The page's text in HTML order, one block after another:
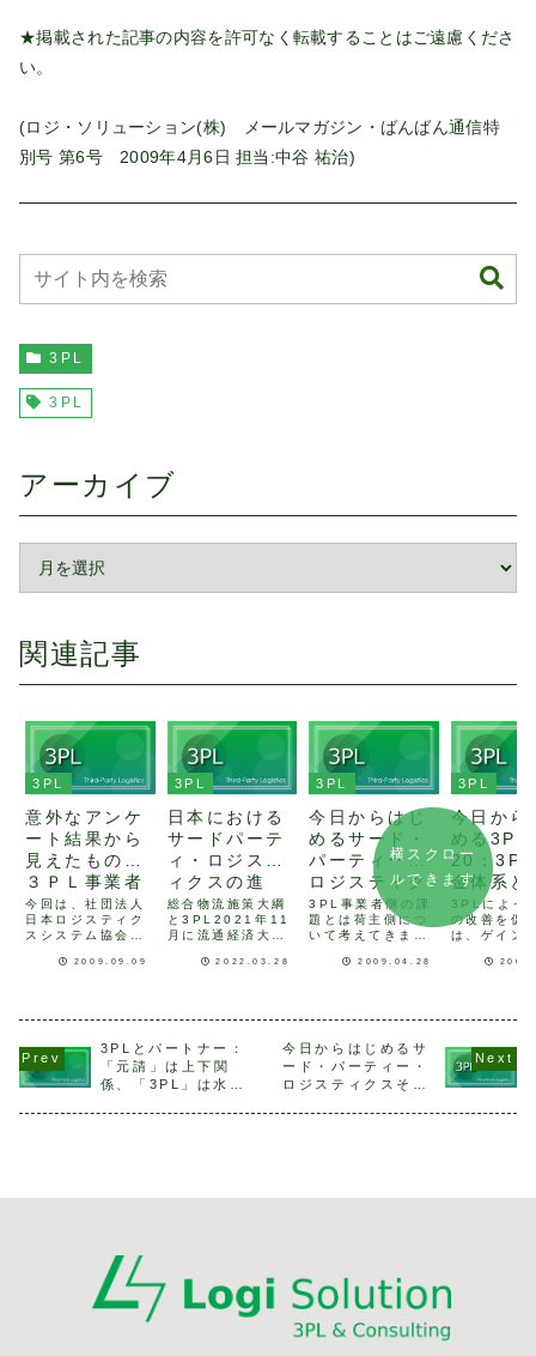
★掲載された記事の内容を許可なく転載することはご遠慮くださ
い。
(ロジ・ソリューション(株) メールマガジン・ばんばん通信特
別号 第6号 2009年4月6日 担当:中谷 祐治)
3PL
3PL
アーカイブ
関連記事
3PL
意外なアンケ
ート結果から
見えたもの：
３ＰＬ事業者
の上手な活用
方法とは
今回は、社団法人
日本ロジスティク
スシステム協会
編集した「2008
の展望について考
えてみたいと思い
ます。物流コスト
の現況JILSの調査
2009.09.09
3PL
日本における
サードパーテ
ィ・ロジステ
ィクスの進
化：五つの論
点
総合物流施策大綱
と3PL2021年11
月に流通経済大学
71号に掲載されま
す。(詳しくはこち
ら)サードパーテ
ィ・ロジスティク
ス(以降3PLと略
2022.03.28
3PL
今日からはじ
めるサード・
パーティー・
ロジスティク
ス 9：3PL化
の課題 (3PL
事業者側)
3PL事業者側の課
題とは荷主側につ
いて考えてきまし
3PL事業者側から
実力が必要です。
提案力や実務管理
力、情報システム
カ、資金力などで
2009.04.28
3PL
今日から
める3PL
20：
金体系と
ンシェア
グ(効果
制度)
3PLによっ
の改善を促
は、ゲイン
重要。
横スクロー
ルできます
3PLとパートナー：
「元請」は上下関
係、「3PL」は水平
今日からはじめるサ
ード・パーティー・
ロジスティクスその